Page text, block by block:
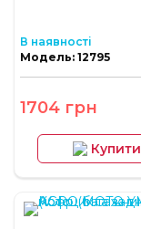
В наявності
Модель: 12795
1704 грн
Купити